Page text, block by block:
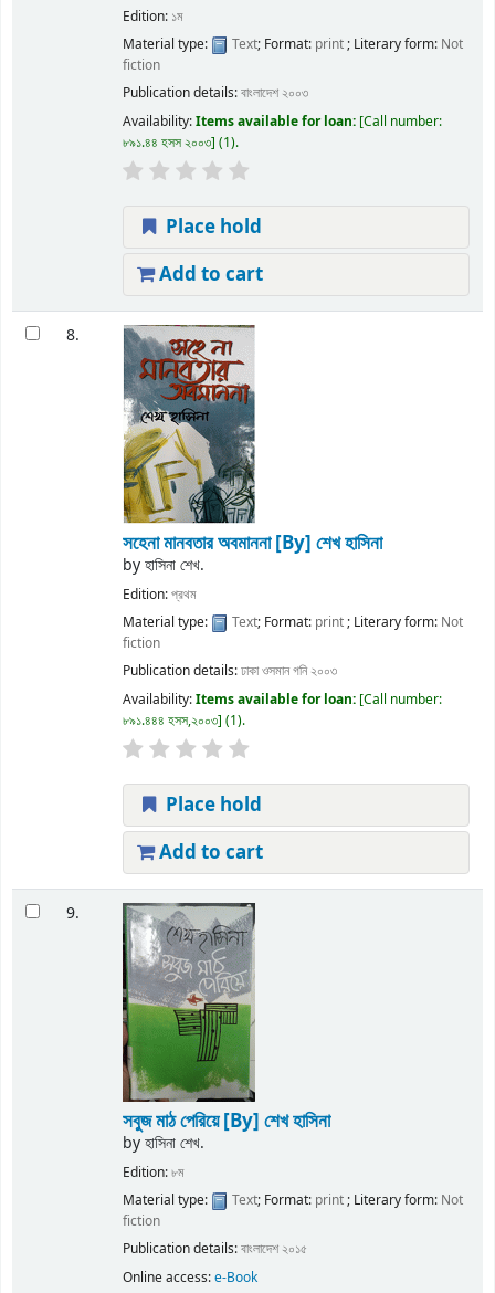
Edition: ১ম
Material type:
Text; Format: print; Literary form: Not
fiction
Publication details:বাংলাদেশ ২০০৩
Availability:Items available for loan: Call number:
৮৯১.৪৪ হসস ২০০৩ (1).
Place hold
Add to cart
8.
সহেনা মানবতার অবমাননা[By] শেখ হাসিনা
byহাসিনা শেখ.
Edition:প্রথম
Material type:
Text; Format: print; Literary form: Not
fiction
Publication details:ঢাকাওসমান গনি ২০০৩
Availability:Items available for loan: Call number:
৮৯১.৪৪৪ হসস,২০০৩ (1).
Place hold
Add to cart
9.
সবুজ মাঠ পেরিয়ে[By] শেখ হাসিনা
byহাসিনা শেখ.
Edition:৮ম
Material type:
Text; Format: print; Literary form: Not
fiction
Publication details:বাংলাদেশ ২০১৫
Online access:e-Book